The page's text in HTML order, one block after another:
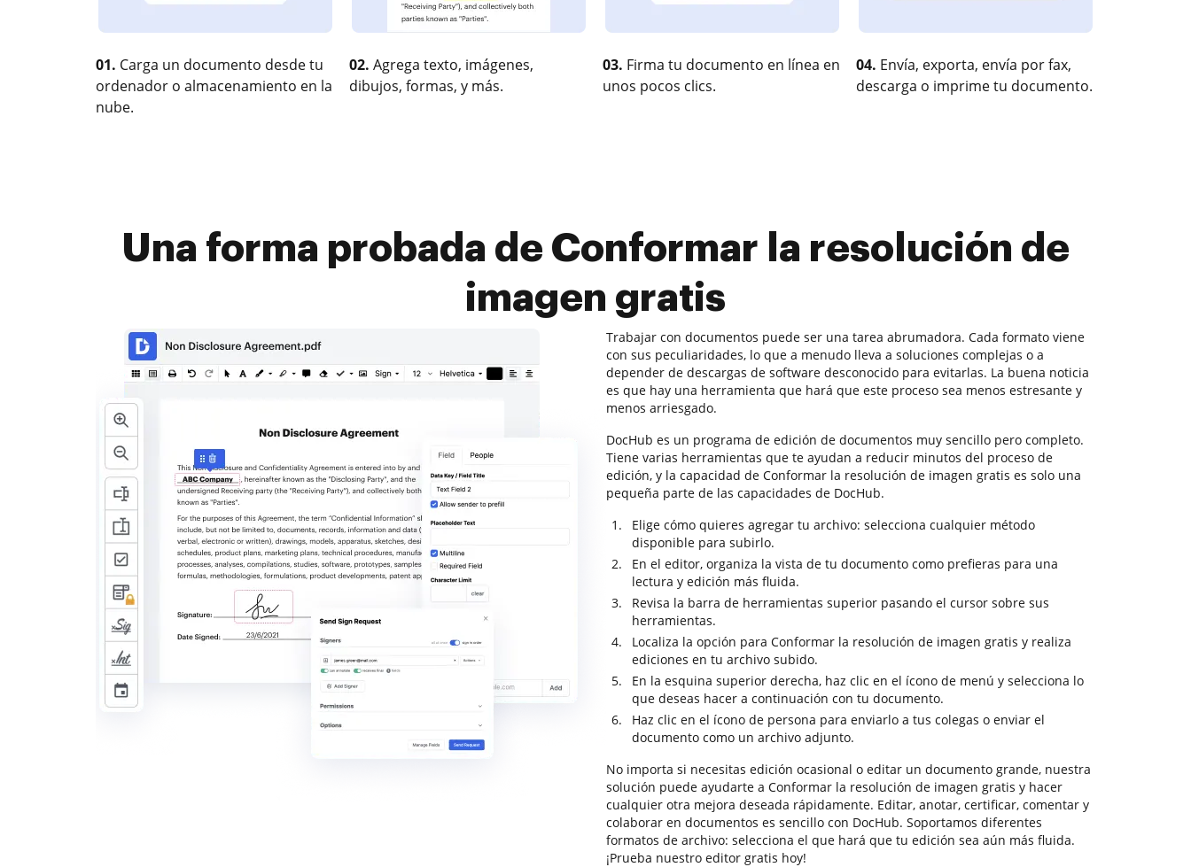
01. Carga un documento desde tu
ordenador o almacenamiento en la
nube.
02. Agrega texto, imágenes,
dibujos, formas, y más.
03. Firma tu documento en línea en
unos pocos clics.
04. Envía, exporta, envía por fax,
descarga o imprime tu documento.
Una forma probada de Conformar la resolución de
imagen gratis
Trabajar con documentos puede ser una tarea abrumadora. Cada formato viene
con sus peculiaridades, lo que a menudo lleva a soluciones complejas o a
depender de descargas de software desconocido para evitarlas. La buena noticia
es que hay una herramienta que hará que este proceso sea menos estresante y
menos arriesgado.
DocHub es un programa de edición de documentos muy sencillo pero completo.
Tiene varias herramientas que te ayudan a reducir minutos del proceso de
edición, y la capacidad de Conformar la resolución de imagen gratis es solo una
pequeña parte de las capacidades de DocHub.
Elige cómo quieres agregar tu archivo: selecciona cualquier método
disponible para subirlo.
En el editor, organiza la vista de tu documento como prefieras para una
lectura y edición más fluida.
Revisa la barra de herramientas superior pasando el cursor sobre sus
herramientas.
Localiza la opción para Conformar la resolución de imagen gratis y realiza
ediciones en tu archivo subido.
En la esquina superior derecha, haz clic en el ícono de menú y selecciona lo
que deseas hacer a continuación con tu documento.
Haz clic en el ícono de persona para enviarlo a tus colegas o enviar el
documento como un archivo adjunto.
No importa si necesitas edición ocasional o editar un documento grande, nuestra
solución puede ayudarte a Conformar la resolución de imagen gratis y hacer
cualquier otra mejora deseada rápidamente. Editar, anotar, certificar, comentar y
colaborar en documentos es sencillo con DocHub. Soportamos diferentes
formatos de archivo: selecciona el que hará que tu edición sea aún más fluida.
¡Prueba nuestro editor gratis hoy!